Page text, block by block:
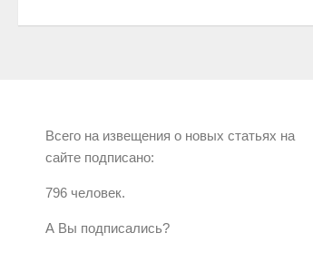
Всего на извещения о новых статьях на
сайте подписано:
796 человек.
А Вы подписались?